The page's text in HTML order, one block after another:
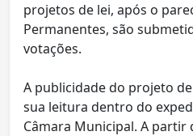
projetos de lei, após o
Permanentes, são
votações.
A publicidade do projeto
sua leitura dentro do
Câmara Municipal. A partir